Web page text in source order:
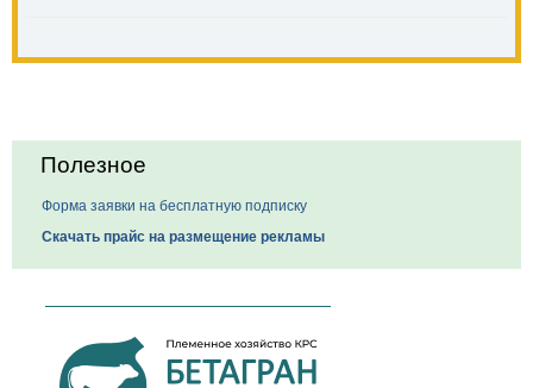
Полезное
Форма заявки на бесплатную подписку
Скачать прайс на размещение рекламы